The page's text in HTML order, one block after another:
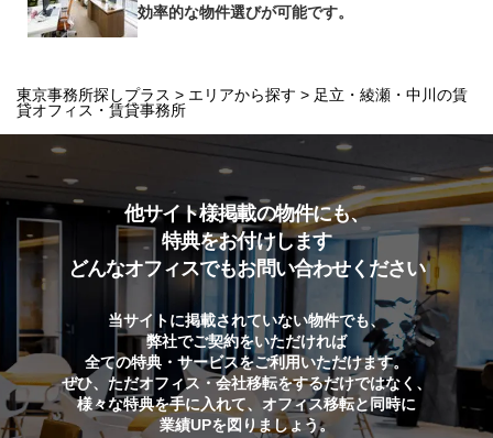
効率的な物件選びが可能です。
東京事務所探しプラス > エリアから探す > 足立・綾瀬・中川の賃
貸オフィス・賃貸事務所
他サイト様掲載の物件にも、
特典をお付けします
どんなオフィスでもお問い合わせください
当サイトに掲載されていない物件でも、
弊社でご契約をいただければ
全ての特典・サービスをご利用いただけます。
ぜひ、ただオフィス・会社移転をするだけではなく、
様々な特典を手に入れて、オフィス移転と同時に
業績UPを図りましょう。